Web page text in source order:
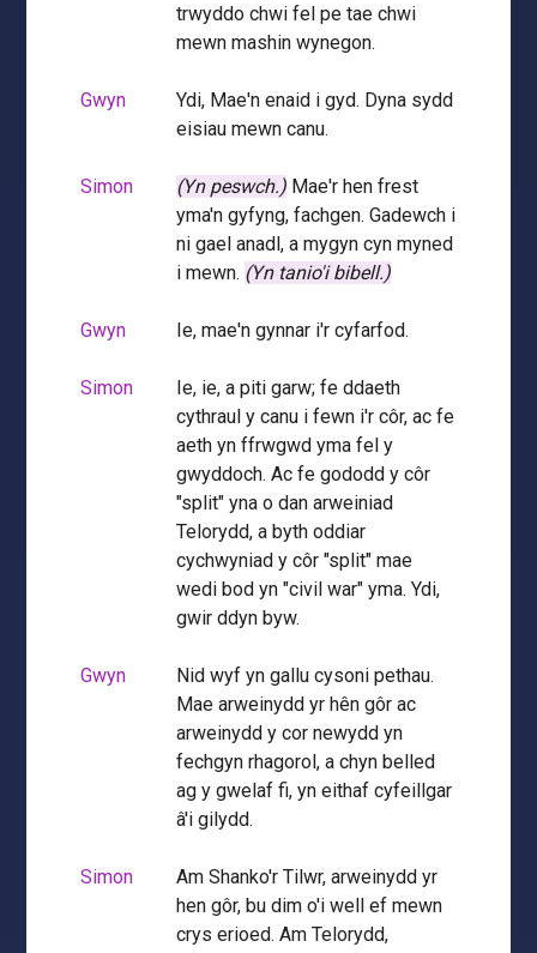
trwyddo chwi fel pe tae chwi
mewn mashin wynegon.
Gwyn
Ydi, Mae'n enaid i gyd. Dyna sydd
eisiau mewn canu.
Simon (Yn peswch.) Mae'r hen frest
yma'n gyfyng, fachgen. Gadewch i
ni gael anadl, a mygyn cyn myned
i mewn. (Yn tanio'i bibell.)
Gwyn Ie, mae'n gynnar i'r cyfarfod.
Simon
Ie, ie, a piti garw; fe ddaeth
cythraul y canu i fewn i'r côr, ac fe
aeth yn ffrwgwd yma fel y
gwyddoch. Ac fe gododd y côr
"split" yna o dan arweiniad
Telorydd, a byth oddiar
cychwyniad y côr "split" mae
wedi bod yn "civil war" yma. Ydi,
gwir ddyn byw.
Gwyn
Nid wyf yn gallu cysoni pethau.
Mae arweinydd yr hên gôr ac
arweinydd y cor newydd yn
fechgyn rhagorol, a chyn belled
ag y gwelaf fi, yn eithaf cyfeillgar
â'i gilydd.
Simon
Am Shanko'r Tilwr, arweinydd yr
hen gôr, bu dim o'i well ef mewn
crys erioed. Am Telorydd,